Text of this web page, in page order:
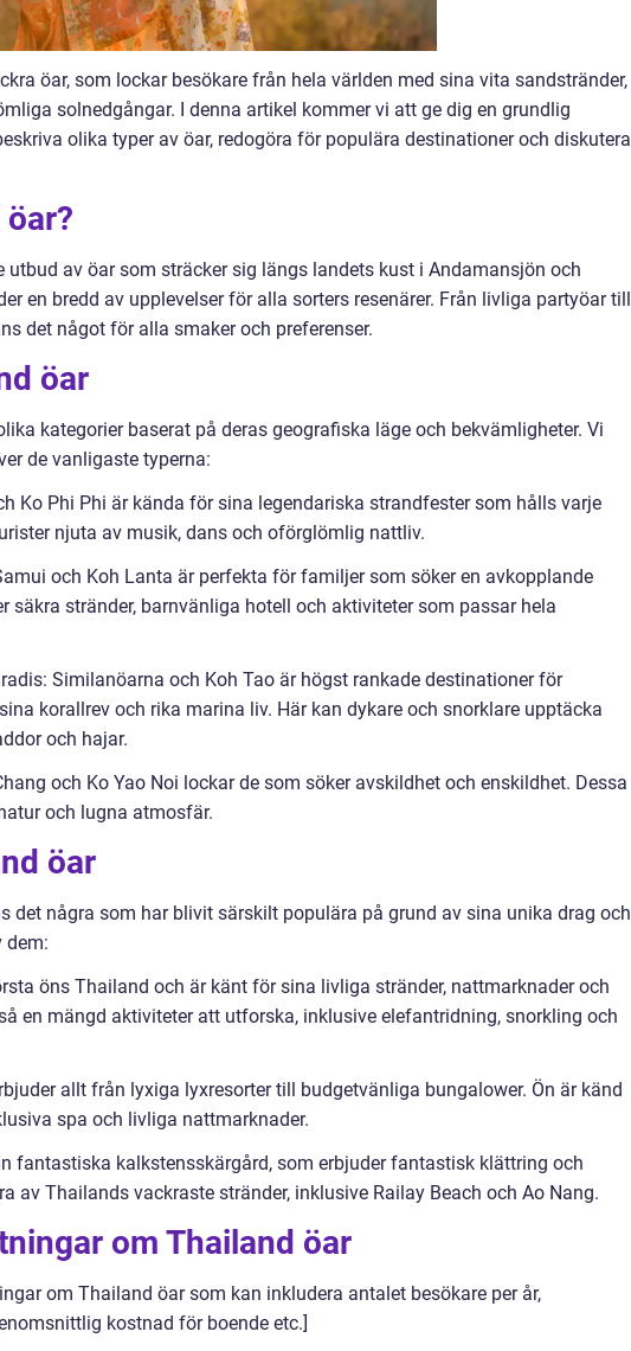
öar, som lockar besökare från hela världen med sina vita sandstränder,
solnedgångar. I denna artikel kommer vi att ge dig en grundlig
olika typer av öar, redogöra för populära destinationer och diskutera
av öar som sträcker sig längs landets kust i Andamansjön och
en bredd av upplevelser för alla sorters resenärer. Från livliga partyöar till
det något för alla smaker och preferenser.
öar
kategorier baserat på deras geografiska läge och bekvämligheter. Vi
de vanligaste typerna:
Ko Phi Phi är kända för sina legendariska strandfester som hålls varje
njuta av musik, dans och oförglömlig nattliv.
och Koh Lanta är perfekta för familjer som söker en avkopplande
säkra stränder, barnvänliga hotell och aktiviteter som passar hela
Similanöarna och Koh Tao är högst rankade destinationer för
korallrev och rika marina liv. Här kan dykare och snorklare upptäcka
och hajar.
och Ko Yao Noi lockar de som söker avskildhet och enskildhet. Dessa
och lugna atmosfär.
öar
det några som har blivit särskilt populära på grund av sina unika drag och
dem:
öns Thailand och är känt för sina livliga stränder, nattmarknader och
en mängd aktiviteter att utforska, inklusive elefantridning, snorkling och
allt från lyxiga lyxresorter till budgetvänliga bungalower. Ön är känd
spa och livliga nattmarknader.
fantastiska kalkstensskärgård, som erbjuder fantastisk klättring och
av Thailands vackraste stränder, inklusive Railay Beach och Ao Nang.
om Thailand öar
om Thailand öar som kan inkludera antalet besökare per år,
kostnad för boende etc.]